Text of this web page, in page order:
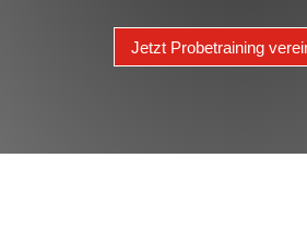
Jetzt Probetraining